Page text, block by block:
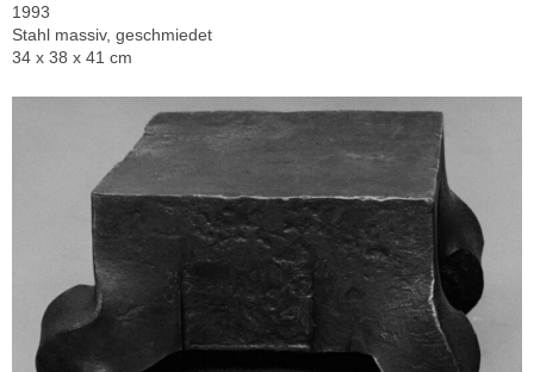
1993
Stahl massiv, geschmiedet
34 x 38 x 41 cm